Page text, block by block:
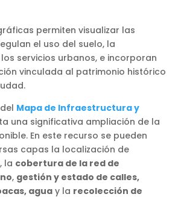
permiten visualizar las
el uso del suelo, la
servicios urbanos, e incorporan
vinculada al patrimonio histórico
Mapa de Infraestructura y
una significativa ampliación de la
En este recurso se pueden
capas la localización de
, la cobertura de la red de
, gestión y estado de calles,
aguay la recolección de